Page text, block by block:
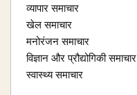
व्यापार समाचार
खेल समाचार
मनोरंजन समाचार
विज्ञान और प्रौद्योगिकी समाचार
स्वास्थ्य समाचार